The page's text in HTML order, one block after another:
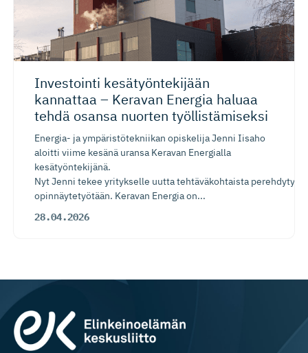
Investointi kesätyönte­kijään
kannattaa – Keravan Energia haluaa
tehdä osansa nuorten työllistä­miseksi
Energia- ja ympäristötekniikan opiskelija Jenni Iisaho
aloitti viime kesänä uransa Keravan Energialla
kesätyöntekijänä.
Nyt Jenni tekee yritykselle uutta tehtäväkohtaista
opinnäytetyötään. Keravan Energia on...
28.04.2026